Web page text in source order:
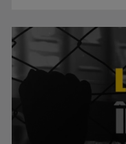
IA ȘI DESCOPERĂ
Tronson care aduce